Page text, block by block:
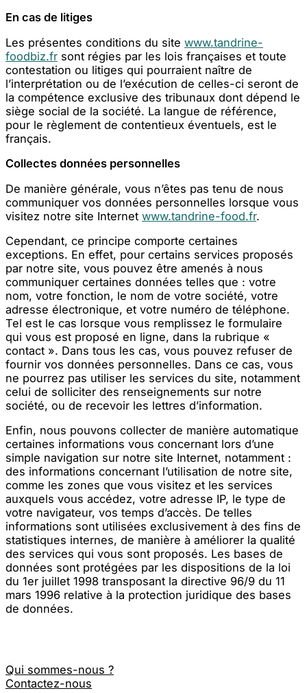
En cas de litiges
Les présentes conditions du site www.tandrine-
foodbiz.fr sont régies par les lois françaises et toute
contestation ou litiges qui pourraient naître de
l’interprétation ou de l’exécution de celles-ci seront de
la compétence exclusive des tribunaux dont dépend le
siège social de la société. La langue de référence,
pour le règlement de contentieux éventuels, est le
français.
Collectes données personnelles
De manière générale, vous n’êtes pas tenu de nous
communiquer vos données personnelles lorsque vous
visitez notre site Internet www.tandrine-food.fr.
Cependant, ce principe comporte certaines
exceptions. En effet, pour certains services proposés
par notre site, vous pouvez être amenés à nous
communiquer certaines données telles que : votre
nom, votre fonction, le nom de votre société, votre
adresse électronique, et votre numéro de téléphone.
Tel est le cas lorsque vous remplissez le formulaire
qui vous est proposé en ligne, dans la rubrique «
contact ». Dans tous les cas, vous pouvez refuser de
fournir vos données personnelles. Dans ce cas, vous
ne pourrez pas utiliser les services du site, notamment
celui de solliciter des renseignements sur notre
société, ou de recevoir les lettres d’information.
Enfin, nous pouvons collecter de manière automatique
certaines informations vous concernant lors d’une
simple navigation sur notre site Internet, notamment :
des informations concernant l’utilisation de notre site,
comme les zones que vous visitez et les services
auxquels vous accédez, votre adresse IP, le type de
votre navigateur, vos temps d’accès. De telles
informations sont utilisées exclusivement à des fins de
statistiques internes, de manière à améliorer la qualité
des services qui vous sont proposés. Les bases de
données sont protégées par les dispositions de la loi
du 1er juillet 1998 transposant la directive 96/9 du 11
mars 1996 relative à la protection juridique des bases
de données.
Qui sommes-nous ?
Contactez-nous